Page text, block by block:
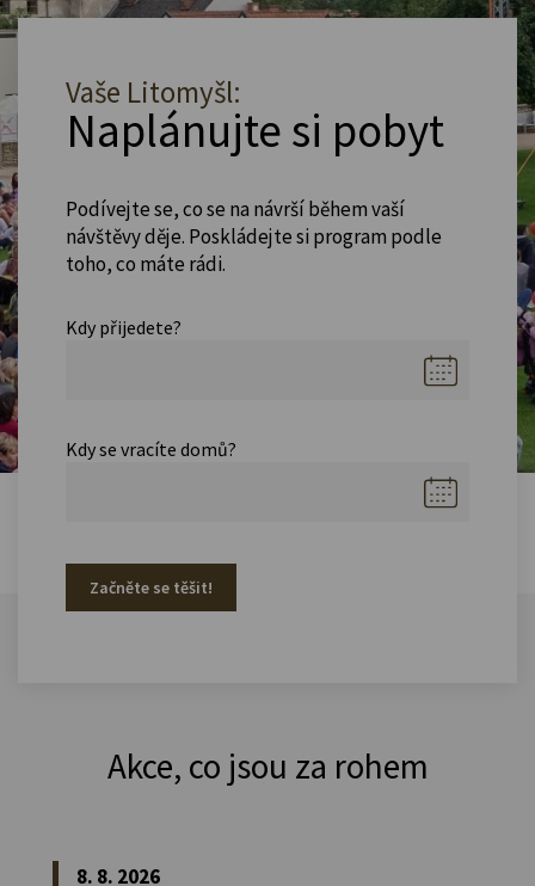
Vaše Litomyšl:
Naplánujte si pobyt
Podívejte se, co se na návrší během vaší
návštěvy děje. Poskládejte si program podle
toho, co máte rádi.
Kdy přijedete?
Kdy se vracíte domů?
Začněte se těšit!
Akce, co jsou za rohem
8. 8. 2026